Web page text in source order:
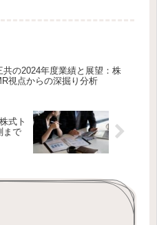
共の2024年度業績と展望：株
視点からの深掘り分析
式ト
まで